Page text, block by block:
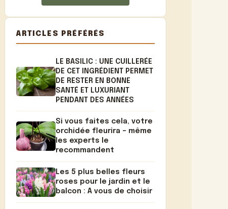
ARTICLES PRÉFÉRÉS
LE BASILIC : UNE CUILLERÉE
DE CET INGRÉDIENT PERMET
DE RESTER EN BONNE
SANTÉ ET LUXURIANT
PENDANT DES ANNÉES
Si vous faites cela, votre
orchidée fleurira – même
les experts le
recommandent
Les 5 plus belles fleurs
roses pour le jardin et le
balcon : A vous de choisir